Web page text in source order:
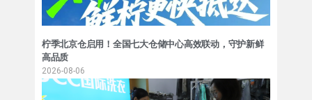
柠季北京仓启用！全国七大仓储中心高效联动，守护新鲜
高品质
2026-08-06